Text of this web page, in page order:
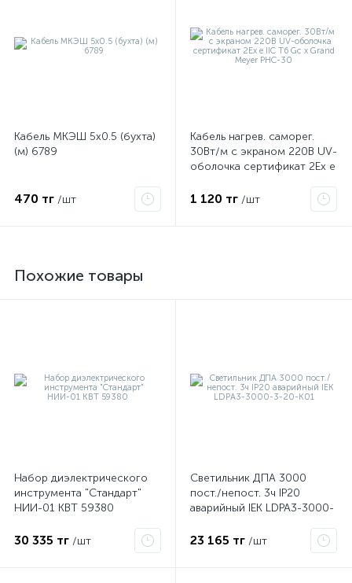
Кабель МКЭШ 5х0.5 (бухта)
(м) 6789
470 тг /шт
Кабель нагрев. саморег.
30Вт/м с экраном 220В UV-
оболочка сертификат 2Ex e
PHC-30
1 120 тг /шт
Похожие товары
Набор диэлектрического
инструмента "Стандарт"
НИИ-01 КВТ 59380
30 335 тг /шт
Светильник ДПА 3000
пост./непост. 3ч IP20
аварийный IEK LDPA3-3000-
23 165 тг /шт